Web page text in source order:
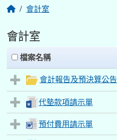
會計室
會計室
clickAll
檔案名稱
會計報告及預決算公告
代墊款項請示單
預付費用請示單